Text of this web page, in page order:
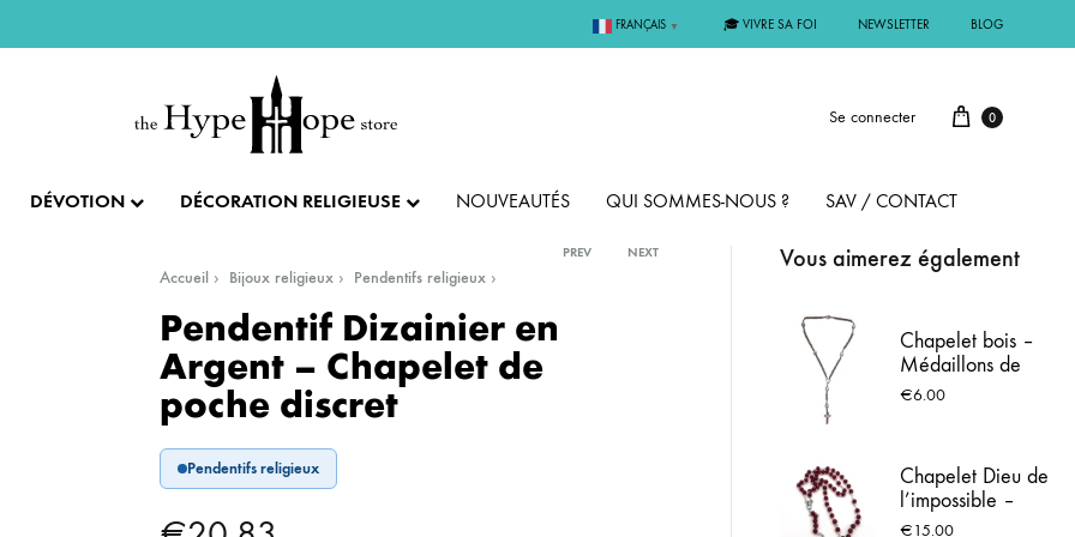
FRANÇAIS ▼ 🎓 VIVRE SA FOI NEWSLETTER BLOG
Se connecter 0
COLLECTION IMPÉRIALE
AUTRES BIJOUX
BAGUES
DÉVOTION
FÊTES ET LITURGIE
💝 SAINT VALENTIN
SACREMENTS
CADEAU DE BAPTÊME
DÉCORATION RELIGIEUSE NOUVEAUTÉS QUI SOMMES-NOUS ? SAV / CONTACT
Accueil Bijoux religieux Pendentifs religieux
PREV NEXT
Pendentif Dizainier en
Argent – Chapelet de
poche discret
Pendentifs religieux
Vous aimerez également
Chapelet bois –
Médaillons de
Lourdes
€6.00
Chapelet Dieu de
l’impossible –
Prière de
€15.00